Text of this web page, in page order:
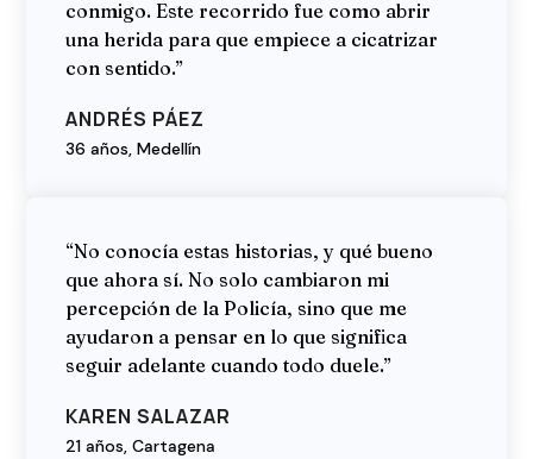
conmigo. Este recorrido fue como abrir
una herida para que empiece a cicatrizar
con sentido.”
ANDRÉS PÁEZ
36 años, Medellín
“No conocía estas historias, y qué bueno
que ahora sí. No solo cambiaron mi
percepción de la Policía, sino que me
ayudaron a pensar en lo que significa
seguir adelante cuando todo duele.”
KAREN SALAZAR
21 años, Cartagena